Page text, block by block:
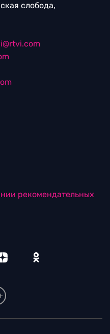
слобода,
рекомендательных